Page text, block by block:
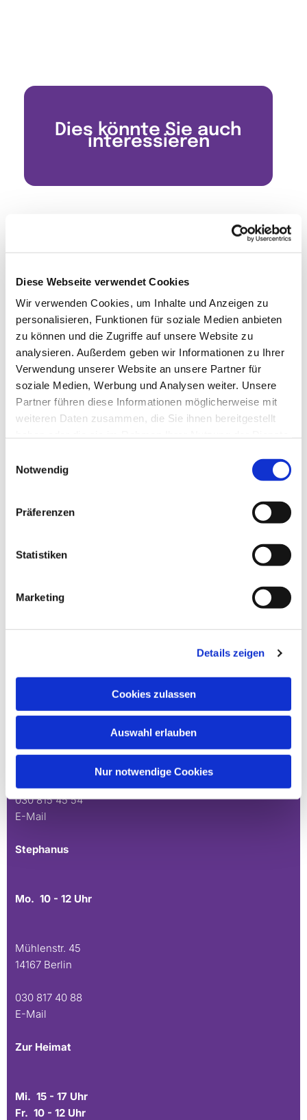
Diese Webseite verwendet Cookies
Wir verwenden Cookies, um Inhalte und Anzeigen zu
personalisieren, Funktionen für soziale Medien anbieten
zu können und die Zugriffe auf unsere Website zu
analysieren. Außerdem geben wir Informationen zu Ihrer
Verwendung unserer Website an unsere Partner für
soziale Medien, Werbung und Analysen weiter. Unsere
Partner führen diese Informationen möglicherweise mit
weiteren Daten zusammen, die Sie ihnen bereitgestellt
Notwendig
Präferenzen
Statistiken
Marketing
Details zeigen
Cookies zulassen
Auswahl erlauben
Nur notwendige Cookies
Dies könnte Sie auch
interessieren
Heimat 27 - 14165 Berlin
Bürozeiten an den Standorten der Ortskirchen
Do. 16.30 - 18.30 Uhr
Andréezeile 21-23
030 815 45 54
E-Mail
Stephanus
Mo. 10 - 12 Uhr
Mühlenstr. 45
14167 Berlin
030 817 40 88
E-Mail
Zur Heimat
Mi. 15 - 17 Uhr
Fr. 10 - 12 Uhr